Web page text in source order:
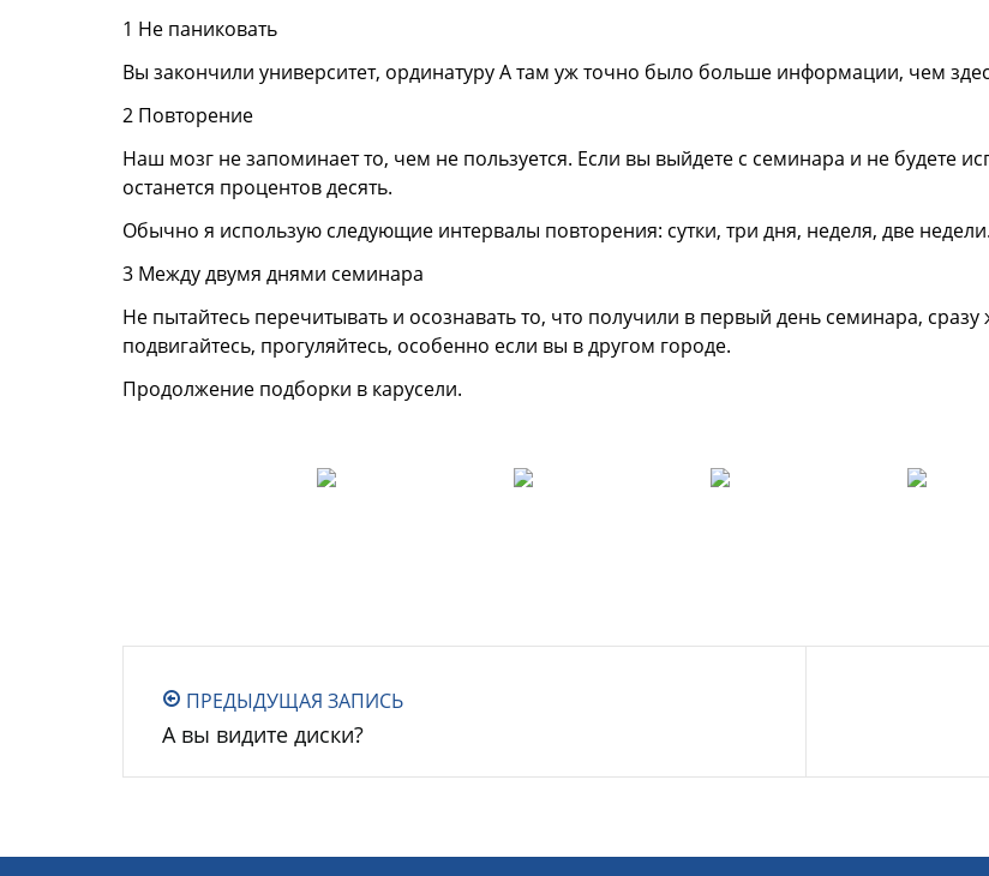
1 Не паниковать
Вы закончили университет, ординатуру А там уж точно было больше информации, чем
2 Повторение
Наш мозг не запоминает то, чем не пользуется. Если вы выйдете с семинара и не будете
останется процентов десять.
Обычно я использую следующие интервалы повторения: сутки, три дня, неделя, две
3 Между двумя днями семинара
Не пытайтесь перечитывать и осознавать то, что получили в первый день семинара,
подвигайтесь, прогуляйтесь, особенно если вы в другом городе.
Продолжение подборки в карусели.
ПРЕДЫДУЩАЯ ЗАПИСЬ
А вы видите диски?